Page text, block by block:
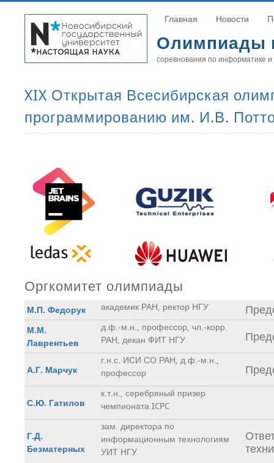
Олимпиады
соревнования по информатике
XIX Открытая Всесибирская
программированию им. И.В.
Главная Новости
Оргкомитет олимпиады
М.П. Федорук академик РАН, ректор НГУ
М.М.
Лаврентьев
д.ф.-м.н., профессор, чл.-корр.
РАН, декан ФИТ НГУ
А.Г. Марчук
г.н.с. ИСИ СО РАН, д.ф.-м.н.,
профессор
С.Ю. Гатилов
к.т.н., серебряный призер
чемпионата ICPC
Г.Д.
Безматерных
зам. директора по
информационным технологиям
УИТ НГУ